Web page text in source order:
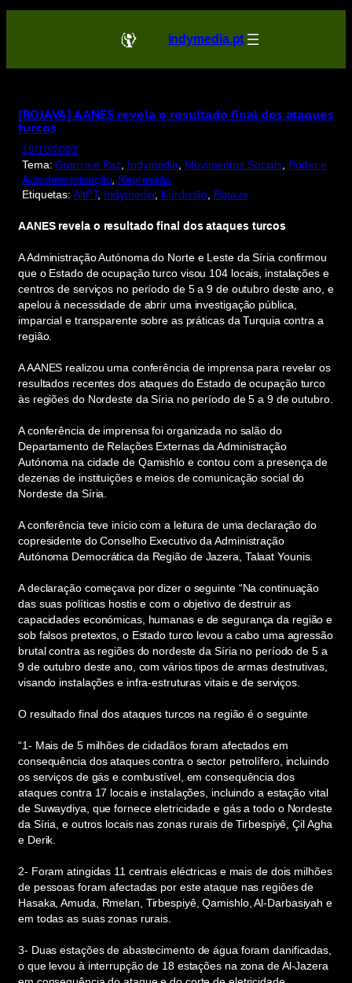
Saltar
conteúdo
indymedia.pt
[ROJAVA] AANES revela o resultado final dos ataques
turcos
19/10/2023
Tema:Guerra e Paz, Indymedia, Movimentos Sociais, Poder e
Autodeterminação, Repressão
Etiquetas: AltPT, Indymedia, Kurdistão, Rojava
AANES revela o resultado final dos ataques turcos
A Administração Autónoma do Norte e Leste da Síria confirmou
que o Estado de ocupação turco visou 104 locais, instalações e
centros de serviços no período de 5 a 9 de outubro deste ano, e
apelou à necessidade de abrir uma investigação pública,
imparcial e transparente sobre as práticas da Turquia contra a
região.
A AANES realizou uma conferência de imprensa para revelar os
resultados recentes dos ataques do Estado de ocupação turco
às regiões do Nordeste da Síria no período de 5 a 9 de outubro.
A conferência de imprensa foi organizada no salão do
Departamento de Relações Externas da Administração
Autónoma na cidade de Qamishlo e contou com a presença de
dezenas de instituições e meios de comunicação social do
Nordeste da Síria.
A conferência teve início com a leitura de uma declaração do
copresidente do Conselho Executivo da Administração
Autónoma Democrática da Região de Jazera, Talaat Younis.
A declaração começava por dizer o seguinte “Na continuação
das suas políticas hostis e com o objetivo de destruir as
capacidades económicas, humanas e de segurança da região e
sob falsos pretextos, o Estado turco levou a cabo uma agressão
brutal contra as regiões do nordeste da Síria no período de 5 a
9 de outubro deste ano, com vários tipos de armas destrutivas,
visando instalações e infra-estruturas vitais e de serviços.
O resultado final dos ataques turcos na região é o seguinte
“1- Mais de 5 milhões de cidadãos foram afectados em
consequência dos ataques contra o sector petrolífero, incluindo
os serviços de gás e combustível, em consequência dos
ataques contra 17 locais e instalações, incluindo a estação vital
de Suwaydiya, que fornece eletricidade e gás a todo o Nordeste
da Síria, e outros locais nas zonas rurais de Tirbespiyê, Çil Agha
e Derik.
2- Foram atingidas 11 centrais eléctricas e mais de dois milhões
de pessoas foram afectadas por este ataque nas regiões de
Hasaka, Amuda, Rmelan, Tirbespiyê, Qamishlo, Al-Darbasiyah e
em todas as suas zonas rurais.
3- Duas estações de abastecimento de água foram danificadas,
o que levou à interrupção de 18 estações na zona de Al-Jazera